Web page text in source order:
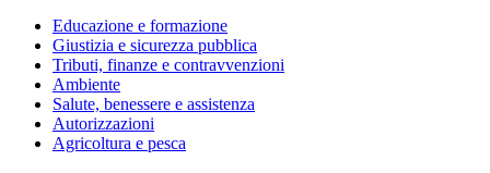
Educazione e formazione
Giustizia e sicurezza pubblica
Tributi, finanze e contravvenzioni
Ambiente
Salute, benessere e assistenza
Autorizzazioni
Agricoltura e pesca